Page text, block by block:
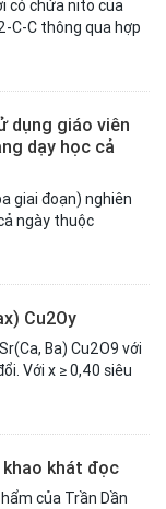
có chứa nito của
C-C thông qua hợp
dụng giáo viên
dạy học cả
giai đoạn) nghiên
ngày thuộc
Cu2Oy
Ba) Cu2O9 với
Với x ≥ 0,40 siêu
khao khát đọc
của Trần Dần